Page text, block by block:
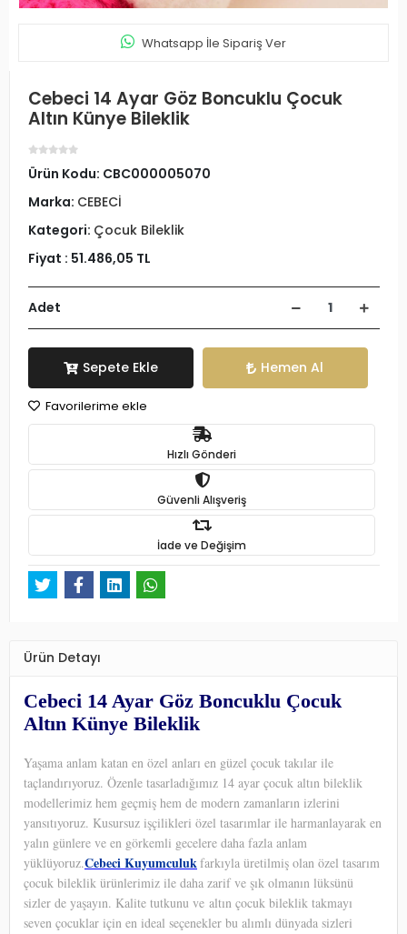
Whatsapp İle Sipariş Ver
Cebeci 14 Ayar Göz Boncuklu Çocuk
Altın Künye Bileklik
Ürün Kodu: CBC000005070
Marka: CEBECİ
Kategori: Çocuk Bileklik
Fiyat : 51.486,05 TL
Adet
Sepete Ekle Hemen Al
Favorilerime ekle
Hızlı Gönderi
Güvenli Alışveriş
İade ve Değişim
Ürün Detayı
Cebeci 14 Ayar Göz Boncuklu Çocuk
Altın Künye Bileklik
Yaşama anlam katan en özel anları en güzel çocuk takılar ile
taçlandırıyoruz. Özenle tasarladığımız 14 ayar çocuk altın bileklik
modellerimiz hem geçmiş hem de modern zamanların izlerini
yansıtıyoruz. Kusursuz işçilikleri özel tasarımlar ile harmanlayarak en
yalın günlere ve en görkemli gecelere daha fazla anlam
yüklüyoruz.Cebeci Kuyumculukfarkıyla üretilmiş olan özel tasarım
çocuk bileklik ürünlerimiz ile daha zarif ve şık olmanın lüksünü
sizler de yaşayın. Kalite tutkunu ve altın çocuk bileklik takmayı
seven çocuklar için en ideal seçenekler bu alımlı dünyada sizleri